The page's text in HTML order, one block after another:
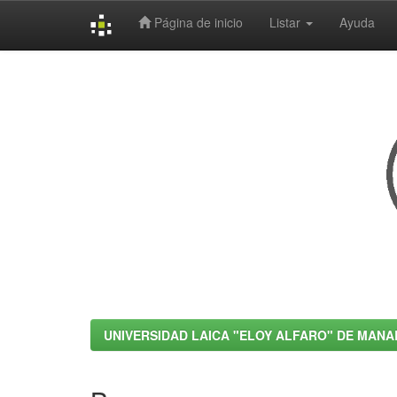
Página de inicio Listar Ayuda
UNIVERSIDAD LAICA "ELOY ALFARO" DE